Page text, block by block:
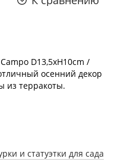
D13,5xH10cm /
осенний декор
из терракоты.
и статуэтки для сада